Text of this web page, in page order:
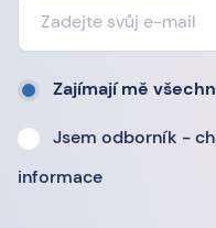
Zajímají mě
Jsem odborník -
informace